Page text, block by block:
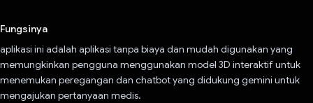
Fungsinya
aplikasi ini adalah aplikasi tanpa biaya dan mudah digunakan yang
memungkinkan pengguna menggunakan model 3D interaktif untuk
menemukan peregangan dan chatbot yang didukung gemini untuk
mengajukan pertanyaan medis.